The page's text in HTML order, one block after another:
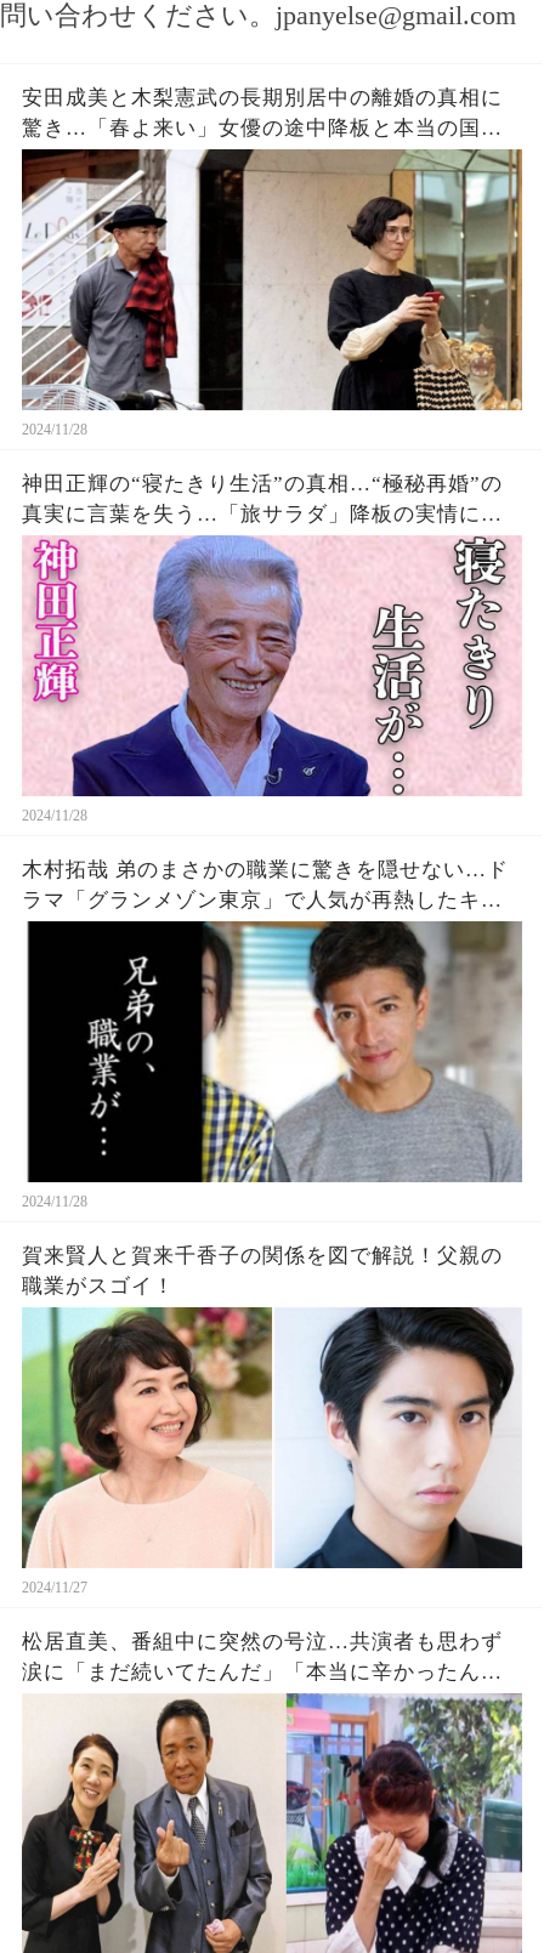
問い合わせください。 jpanyelse@gmail.com
安田成美と木梨憲武の長期別居中の離婚の真相に
驚き…「春よ来い」女優の途中降板と本当の国籍
の理由を明かす
2024/11/28
神田正輝の“寝たきり生活”の真相…“極秘再婚”の
真実に言葉を失う…「旅サラダ」降板の実情に驚
きを隠せない…
2024/11/28
木村拓哉 弟のまさかの職業に驚きを隠せない…ド
ラマ「グランメゾン東京」で人気が再熱したキム
2024/11/28
賀来賢人と賀来千香子の関係を図で解説！父親の
職業がスゴイ！
2024/11/27
松居直美、番組中に突然の号泣…共演者も思わず
涙に「まだ続いてたんだ」「本当に辛かったんだ